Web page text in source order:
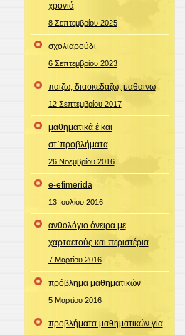
χρονιά
8 Σεπτεμβρίου 2025
σχολιαρούδι
6 Σεπτεμβρίου 2023
παίζω, διασκεδάζω, μαθαίνω
12 Σεπτεμβρίου 2017
μαθηματικά έ και
στ΄προβλήματα
26 Νοεμβρίου 2016
e-efimerida
13 Ιουλίου 2016
ανθολόγιο όνειρα με
χαρταετούς και περιστέρια
7 Μαρτίου 2016
πρόβλημα μαθηματικών
5 Μαρτίου 2016
προβλήματα μαθηματικών για